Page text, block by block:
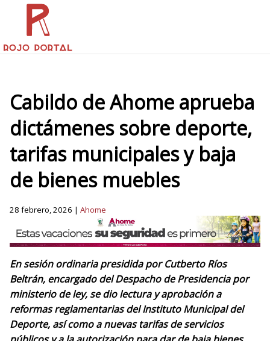
Cabildo de Ahome aprueba
dictámenes sobre deporte,
tarifas municipales y baja
de bienes muebles
28 febrero, 2026 | Ahome
En sesión ordinaria presidida por Cutberto Ríos
Beltrán, encargado del Despacho de Presidencia por
ministerio de ley, se dio lectura y aprobación a
reformas reglamentarias del Instituto Municipal del
Deporte, así como a nuevas tarifas de servicios